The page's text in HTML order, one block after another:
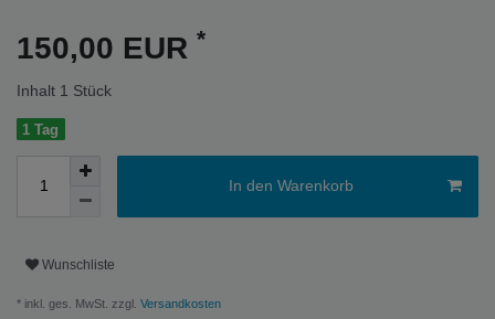
150,00 EUR *
Inhalt 1 Stück
1 Tag
In den Warenkorb
Wunschliste
* inkl. ges. MwSt. zzgl. Versandkosten